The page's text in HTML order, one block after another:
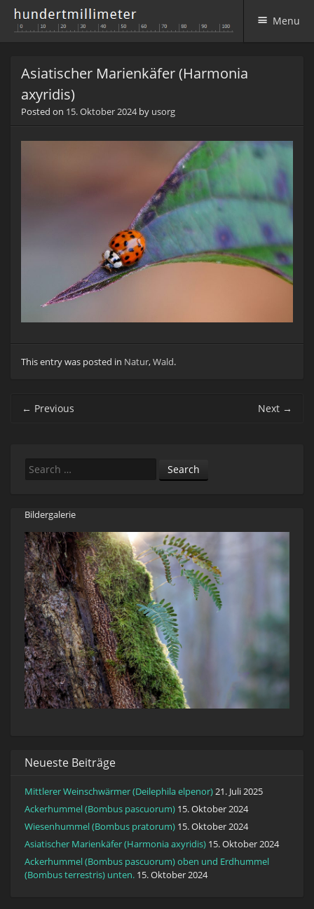
Menu
Asiatischer Marienkäfer (Harmonia
axyridis)
Posted on 15. Oktober 2024by usorg
This entry was posted in Natur,Wald.
Post navigation
← Previous Next →
Search
Bildergalerie
Neueste Beiträge
Mittlerer Weinschwärmer (Deilephila elpenor)21. Juli 2025
Ackerhummel (Bombus pascuorum) 15. Oktober 2024
Wiesenhummel (Bombus pratorum) 15. Oktober 2024
Asiatischer Marienkäfer (Harmonia axyridis) 15. Oktober 2024
Ackerhummel (Bombus pascuorum) oben und Erdhummel
(Bombus terrestris) unten. 15. Oktober 2024